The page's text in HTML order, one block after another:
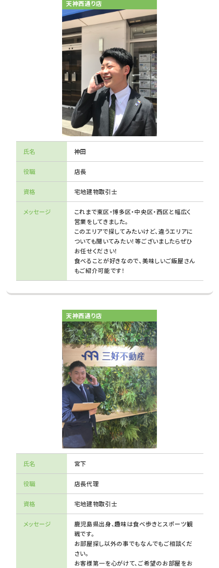
天神西通り店
氏名 神田
役職 店長
資格 宅地建物取引士
メッセージ
これまで東区・博多区・中央区・西区と幅広く
営業をしてきました。
このエリアで探してみたいけど、違うエリアに
ついても聞いてみたい！等ございましたらぜひ
お任せください！
食べることが好きなので、美味しいご飯屋さん
もご紹介可能です！
天神西通り店
氏名 宮下
役職 店長代理
資格 宅地建物取引士
メッセージ
鹿児島県出身、趣味は食べ歩きとスポーツ観
戦です。
お部屋探し以外の事でもなんでもご相談くだ
さい。
お客様第一を心がけて、ご希望のお部屋をお